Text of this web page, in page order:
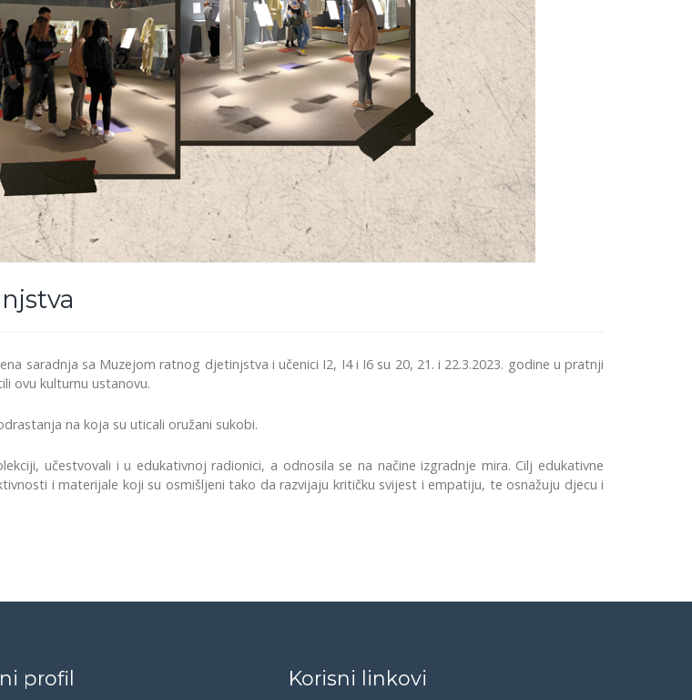
saradnja sa Muzejom ratnog djetinjstva i učenici I2, I4 i I6 su 20, 21. i 22.3.2023. godine u pratnji
ovu kulturnu ustanovu.
na koja su uticali oružani sukobi.
učestvovali i u edukativnoj radionici, a odnosila se na načine izgradnje mira. Cilj edukativne
i materijale koji su osmišljeni tako da razvijaju kritičku svijest i empatiju, te osnažuju djecu i
profil Korisni linkovi